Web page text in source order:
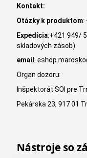
Kontakt:
Otázky k produktom:
Expedícia:+421 949/
skladových zásob)
email :
Organ dozoru:
Inšpektorát SOI pre
Pekárska 23, 917 01
Nástroje so